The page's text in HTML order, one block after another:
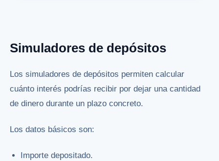
Simuladores de depósitos
Los simuladores de depósitos permiten calcular
cuánto interés podrías recibir por dejar una cantidad
de dinero durante un plazo concreto.
Los datos básicos son:
Importe depositado.